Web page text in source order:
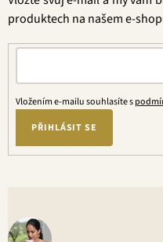
produktech na našem e-
Vložením e-mailu souhlasíte s
PŘIHLÁSIT SE